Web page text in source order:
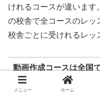
けれるコースが違います
の校舎で全コースのレッ
校舎ごとに受けれるレッ
動画作成コースは全国
メニュー ホーム